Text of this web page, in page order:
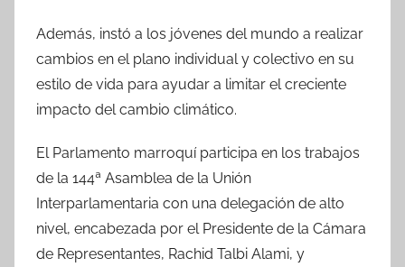
Además, instó a los jóvenes del mundo a realizar
cambios en el plano individual y colectivo en su
estilo de vida para ayudar a limitar el creciente
impacto del cambio climático.
El Parlamento marroquí participa en los trabajos
de la 144ª Asamblea de la Unión
Interparlamentaria con una delegación de alto
nivel, encabezada por el Presidente de la Cámara
de Representantes, Rachid Talbi Alami, y